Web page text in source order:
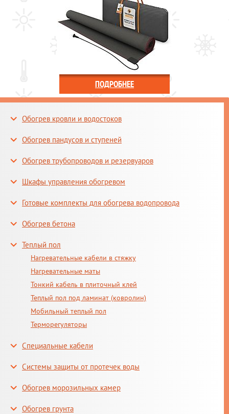
ПОДРОБНЕЕ
Обогрев кровли и водостоков
Обогрев пандусов и ступеней
Обогрев трубопроводов и резервуаров
Шкафы управления обогревом
Готовые комплекты для обогрева водопровода
Обогрев бетона
Теплый пол
Нагревательные кабели в стяжку
Нагревательные маты
Тонкий кабель в плиточный клей
Теплый пол под ламинат (ковролин)
Мобильный теплый пол
Терморегуляторы
Специальные кабели
Системы защиты от протечек воды
Обогрев морозильных камер
Обогрев грунта